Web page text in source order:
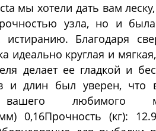
мы хотели дать вам
узла, но и
Благодаря
идеально круглая и
делает ее гладкой и
и длин был уверен, что
любимого
0,16Прочность (кг):